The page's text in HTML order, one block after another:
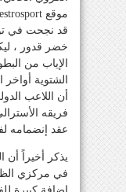
قد نجحت في
خضر قدور ،
الإياب من
الشتوية أواخر
أن اللاعب
فريقه
عقد إنضمامه
يذكر أخيراً
في مركزي